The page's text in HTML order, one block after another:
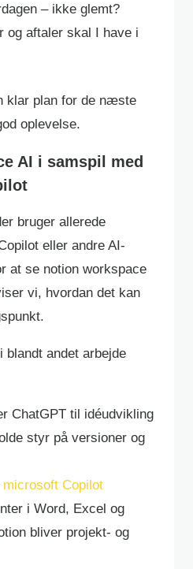
– ikke glemt?
og aftaler skal I have i
klar plan for de næste
oplevelse.
AI i samspil med
bruger allerede
eller andre AI-
at se notion workspace
vi, hvordan det kan
blandt andet arbejde
ChatGPT til idéudvikling
styr på versioner og
microsoft Copilot
i Word, Excel og
bliver projekt- og